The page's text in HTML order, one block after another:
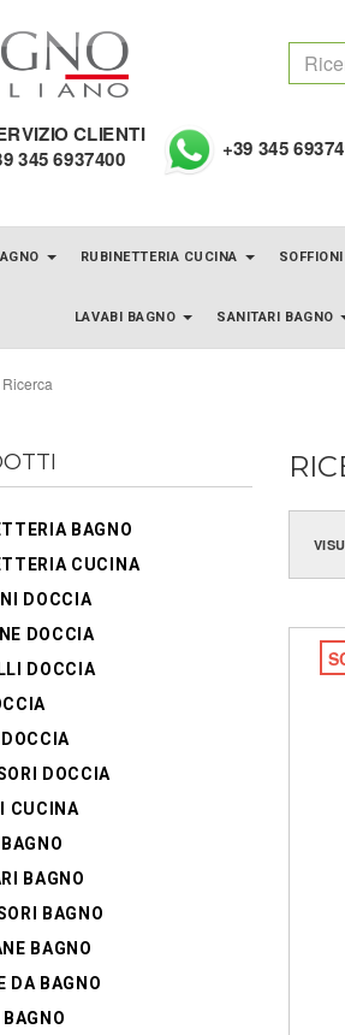
CLIENTI
345 6937400 +39 345
RUBINETTERIA CUCINA
LAVABI BAGNO SANITARI BAGNO
Ricerca
BAGNO
CUCINA
DOCCIA
DOCCIA
DOCCIA
DOCCIA
CUCINA
BAGNO
BAGNO
BAGNO
DA BAGNO